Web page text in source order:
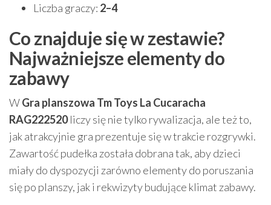
Liczba graczy: 2–4
Co znajduje się w zestawie?
Najważniejsze elementy do
zabawy
WGra planszowa Tm Toys La Cucaracha
RAG222520liczy się nie tylko rywalizacja, ale też to,
jak atrakcyjnie gra prezentuje się w trakcie rozgrywki.
Zawartość pudełka została dobrana tak, aby dzieci
miały do dyspozycji zarówno elementy do poruszania
się po planszy, jak i rekwizyty budujące klimat zabawy.